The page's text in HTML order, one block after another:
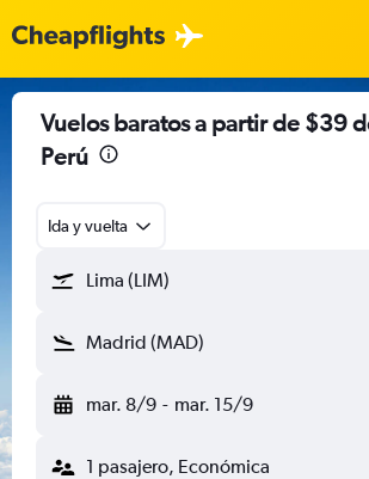
Vuelos baratos a partir de $39
Perú
Ida y vuelta
Lima (LIM)
Madrid (MAD)
mar. 8/9 - mar. 15/9
1 pasajero, Económica